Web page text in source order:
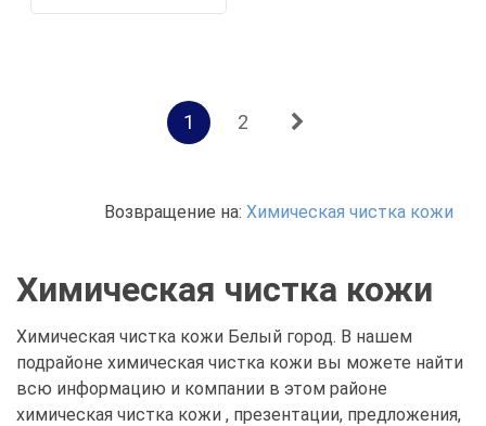
1 2
Возвращение на: Химическая чистка кожи
Химическая чистка кожи
Химическая чистка кожи Белый город. В нашем
подрайоне химическая чистка кожи вы можете найти
всю информацию и компании в этом районе
химическая чистка кожи , презентации, предложения,